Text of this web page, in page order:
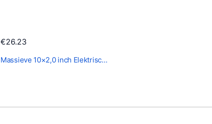
€26.23
Massieve 10×2,0 inch Elektrisc…